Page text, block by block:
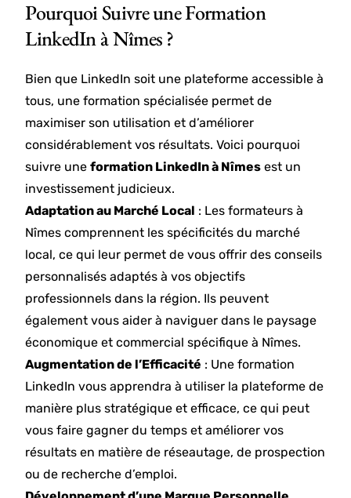
Pourquoi Suivre une Formation
LinkedIn à Nîmes ?
Bien que LinkedIn soit une plateforme accessible à
tous, une formation spécialisée permet de
maximiser son utilisation et d’améliorer
considérablement vos résultats. Voici pourquoi
suivre uneformation LinkedIn à Nîmes est un
investissement judicieux.
Adaptation au Marché Local : Les formateurs à
Nîmes comprennent les spécificités du marché
local, ce qui leur permet de vous offrir des conseils
personnalisés adaptés à vos objectifs
professionnels dans la région. Ils peuvent
également vous aider à naviguer dans le paysage
économique et commercial spécifique à Nîmes.
Augmentation de l’Efficacité : Une formation
LinkedIn vous apprendra à utiliser la plateforme de
manière plus stratégique et efficace, ce qui peut
vous faire gagner du temps et améliorer vos
résultats en matière de réseautage, de prospection
ou de recherche d’emploi.